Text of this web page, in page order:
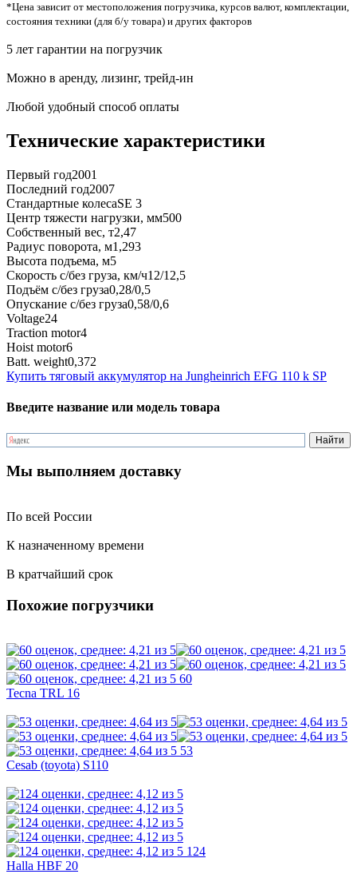
*Цена зависит от местоположения погрузчика, курсов валют, комплектации,
состояния техники (для б/у товара) и других факторов
5 лет гарантии на погрузчик
Можно в аренду, лизинг, трейд-ин
Любой удобный способ оплаты
Технические характеристики
Первый год2001
Последний год2007
Стандартные колесаSE 3
Центр тяжести нагрузки, мм500
Собственный вес, т2,47
Радиус поворота, м1,293
Высота подъема, м5
Скорость с/без груза, км/ч12/12,5
Подъём с/без груза0,28/0,5
Опускание с/без груза0,58/0,6
Voltage24
Traction motor4
Hoist motor6
Batt. weight0,372
Купить тяговый аккумулятор на Jungheinrich EFG 110 k SP
Введите название или модель товара
Мы выполняем доставку
По всей России
К назначенному времени
В кратчайший срок
Похожие погрузчики
60
Tecna TRL 16
53
Cesab (toyota) S110
124
Halla HBF 20